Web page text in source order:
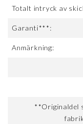
Totalt intryck av
Garanti***:
Anmärkning:
**Originaldel